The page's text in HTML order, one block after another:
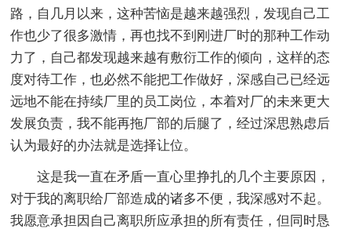
路，自几月以来，这种苦恼是越来越强烈，发现自己工
作也少了很多激情，再也找不到刚进厂时的那种工作动
力了，自己都发现越来越有敷衍工作的倾向，这样的态
度对待工作，也必然不能把工作做好，深感自己已经远
远地不能在持续厂里的员工岗位，本着对厂的未来更大
发展负责，我不能再拖厂部的后腿了，经过深思熟虑后
认为最好的办法就是选择让位。
这是我一直在矛盾一直心里挣扎的几个主要原因，
对于我的离职给厂部造成的诸多不便，我深感对不起。
我愿意承担因自己离职所应承担的所有责任，但同时恳